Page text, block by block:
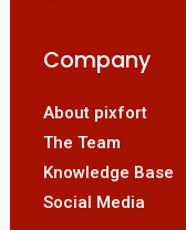
Company
About pixfort
The Team
Knowledge Base
Social Media